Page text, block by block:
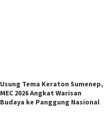
Usung Tema Keraton Sumenep,
MEC 2026 Angkat Warisan
Budaya ke Panggung Nasional